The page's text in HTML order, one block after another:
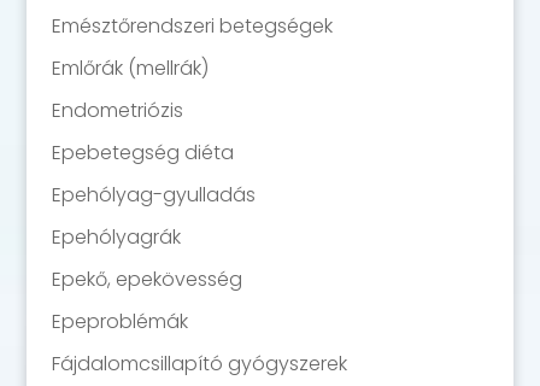
Emésztőrendszeri betegségek
Emlőrák (mellrák)
Endometriózis
Epebetegség diéta
Epehólyag-gyulladás
Epehólyagrák
Epekő, epekövesség
Epeproblémák
Fájdalomcsillapító gyógyszerek